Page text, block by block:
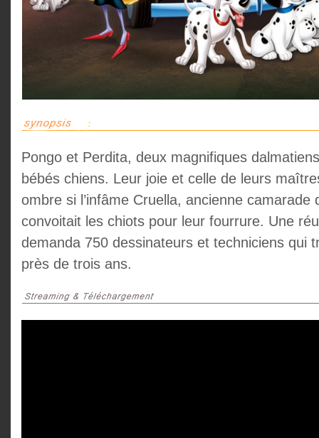
Pongo et Perdita, deux magnifiques
bébés chiens. Leur joie et celle de leurs
ombre si l’infâme Cruella, ancienne camarade
convoitait les chiots pour leur fourrure. Une
demanda 750 dessinateurs et techniciens qui
près de trois ans.